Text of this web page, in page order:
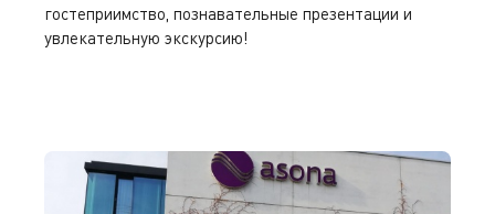
гостеприимство, познавательные презентации и
увлекательную экскурсию!